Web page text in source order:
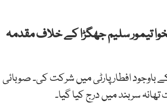
تیمور سلیم جھگڑا کے خلاف مقدمہ
باوجود افطار پارٹی میں شرکت کی۔ صوبائی
سربند میں درج کیا گیا۔